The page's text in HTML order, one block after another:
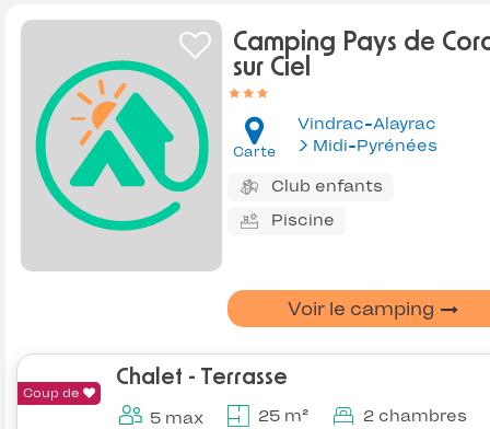
Camping Pays de
sur Ciel
Carte
Vindrac-Alayrac
Midi-Pyrénées
Club enfants
Piscine
Voir le camping
Coup de
Chalet - Terrasse
5 max 25 m² 2 chambres